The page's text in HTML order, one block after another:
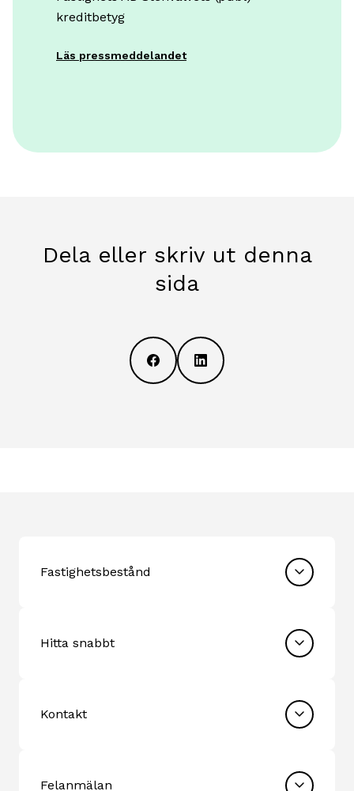
kreditbetyg
Läs pressmeddelandet
Dela eller skriv ut denna
sida
Fastighetsbestånd
Hitta snabbt
Kontakt
Felanmälan